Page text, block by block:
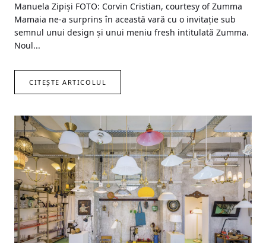
Manuela Zipiși FOTO: Corvin Cristian, courtesy of Zumma
Mamaia ne-a surprins în această vară cu o invitație sub
semnul unui design și unui meniu fresh intitulată Zumma.
Noul...
CITEȘTE ARTICOLUL